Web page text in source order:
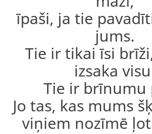
īpaši, ja tie
jums.
Tie ir tikai īsi
izsaka
Tie ir brīnumu
Jo tas, kas mums
viņiem nozīmē